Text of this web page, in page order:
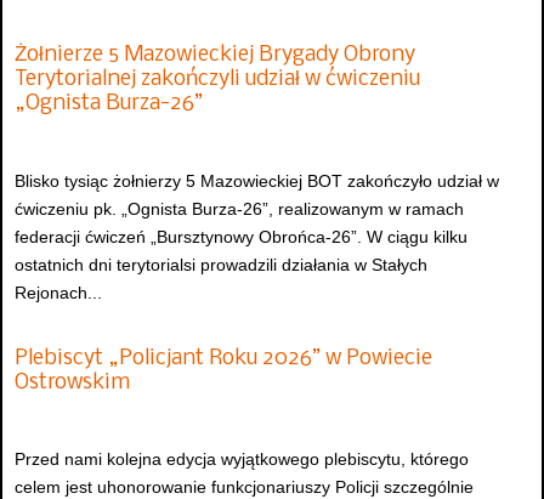
Żołnierze 5 Mazowieckiej Brygady Obrony
Terytorialnej zakończyli udział w ćwiczeniu
„Ognista Burza-26”
Blisko tysiąc żołnierzy 5 Mazowieckiej BOT zakończyło udział w
ćwiczeniu pk. „Ognista Burza-26”, realizowanym w ramach
federacji ćwiczeń „Bursztynowy Obrońca-26”. W ciągu kilku
ostatnich dni terytorialsi prowadzili działania w Stałych
Rejonach...
Plebiscyt „Policjant Roku 2026” w Powiecie
Ostrowskim
Przed nami kolejna edycja wyjątkowego plebiscytu, którego
celem jest uhonorowanie funkcjonariuszy Policji szczególnie